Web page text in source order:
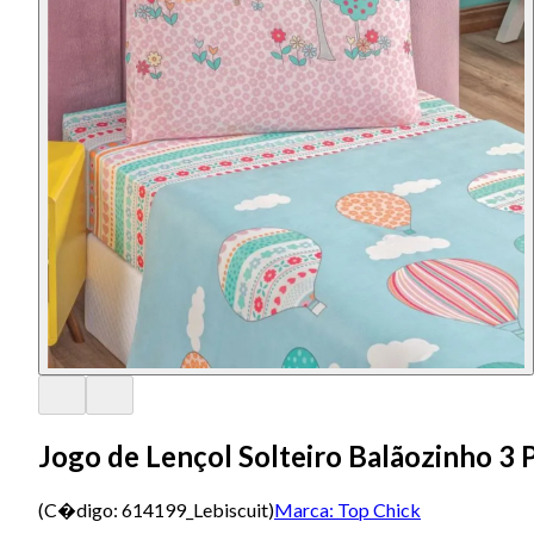
Jogo de Lençol Solteiro Balãozinho 3
(C�digo: 614199_Lebiscuit)Marca: Top Chick